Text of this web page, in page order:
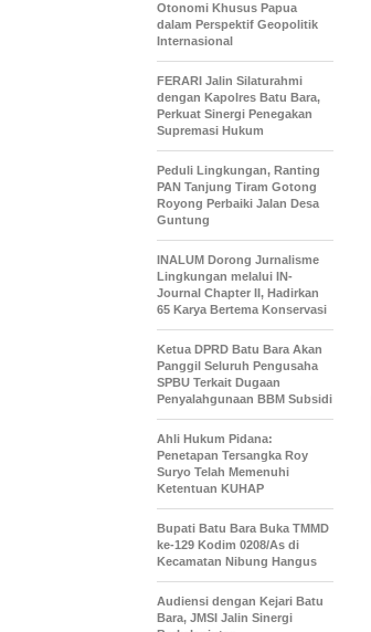
Otonomi Khusus Papua
dalam Perspektif Geopolitik
Internasional
FERARI Jalin Silaturahmi
dengan Kapolres Batu Bara,
Perkuat Sinergi Penegakan
Supremasi Hukum
Peduli Lingkungan, Ranting
PAN Tanjung Tiram Gotong
Royong Perbaiki Jalan Desa
Guntung
INALUM Dorong Jurnalisme
Lingkungan melalui IN-
Journal Chapter II, Hadirkan
65 Karya Bertema Konservasi
Ketua DPRD Batu Bara Akan
Panggil Seluruh Pengusaha
SPBU Terkait Dugaan
Penyalahgunaan BBM Subsidi
Ahli Hukum Pidana:
Penetapan Tersangka Roy
Suryo Telah Memenuhi
Ketentuan KUHAP
Bupati Batu Bara Buka TMMD
ke-129 Kodim 0208/As di
Kecamatan Nibung Hangus
Audiensi dengan Kejari Batu
Bara, JMSI Jalin Sinergi